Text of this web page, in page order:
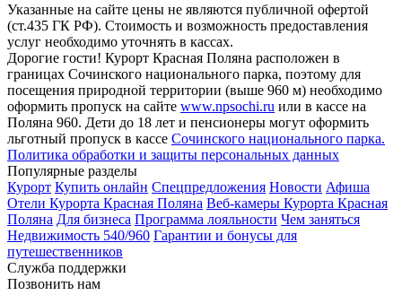
Указанные на сайте цены не являются публичной офертой
(ст.435 ГК РФ). Стоимость и возможность предоставления
услуг необходимо уточнять в кассах.
Дорогие гости! Курорт Красная Поляна расположен в
границах Сочинского национального парка, поэтому для
посещения природной территории (выше 960 м) необходимо
оформить пропуск на сайте www.npsochi.ru или в кассе на
Поляна 960. Дети до 18 лет и пенсионеры могут оформить
льготный пропуск в кассе Сочинского национального парка.
Политика обработки и защиты персональных данных
Популярные разделы
Курорт Купить онлайн Спецпредложения Новости Афиша
Отели Курорта Красная Поляна Веб-камеры Курорта Красная
Поляна Для бизнеса Программа лояльности Чем заняться
Недвижимость 540/960 Гарантии и бонусы для
путешественников
Служба поддержки
Позвонить нам